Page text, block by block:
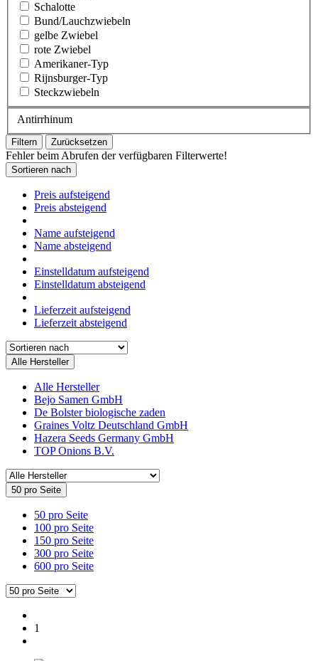
Schalotte
Bund/Lauchzwiebeln
gelbe Zwiebel
rote Zwiebel
Amerikaner-Typ
Rijnsburger-Typ
Steckzwiebeln
Antirrhinum
Filtern Zurücksetzen
Fehler beim Abrufen der verfügbaren Filterwerte!
Sortieren nach
Preis aufsteigend
Preis absteigend
Name aufsteigend
Name absteigend
Einstelldatum aufsteigend
Einstelldatum absteigend
Lieferzeit aufsteigend
Lieferzeit absteigend
Alle Hersteller
Alle Hersteller
Bejo Samen GmbH
De Bolster biologische zaden
Graines Voltz Deutschland GmbH
Hazera Seeds Germany GmbH
TOP Onions B.V.
50 pro Seite
50 pro Seite
100 pro Seite
150 pro Seite
300 pro Seite
600 pro Seite
1